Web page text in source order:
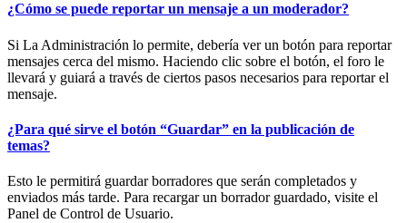
¿Cómo se puede reportar un mensaje a un moderador?
Si La Administración lo permite, debería ver un botón para reportar
mensajes cerca del mismo. Haciendo clic sobre el botón, el foro le
llevará y guiará a través de ciertos pasos necesarios para reportar el
mensaje.
¿Para qué sirve el botón “Guardar” en la publicación de
temas?
Esto le permitirá guardar borradores que serán completados y
enviados más tarde. Para recargar un borrador guardado, visite el
Panel de Control de Usuario.